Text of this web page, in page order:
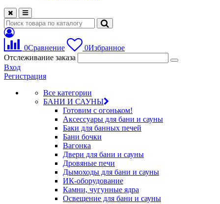
0Сравнение 0Избранное
Отслеживание заказа
Вход
Регистрация
Все категории
БАНИ И САУНЫ
Готовим с огоньком!
Аксессуары для бани и сауны
Баки для банных печей
Бани бочки
Вагонка
Двери для бани и сауны
Дровяные печи
Дымоходы для бани и сауны
ИК-оборудование
Камни, чугунные ядра
Освещение для бани и сауны